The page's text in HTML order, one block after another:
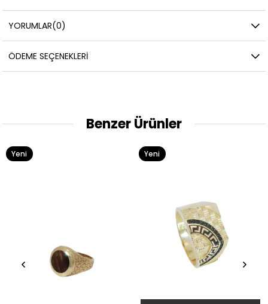
YORUMLAR(0)
ÖDEME SEÇENEKLERI
Benzer Ürünler
Yeni
Yeni